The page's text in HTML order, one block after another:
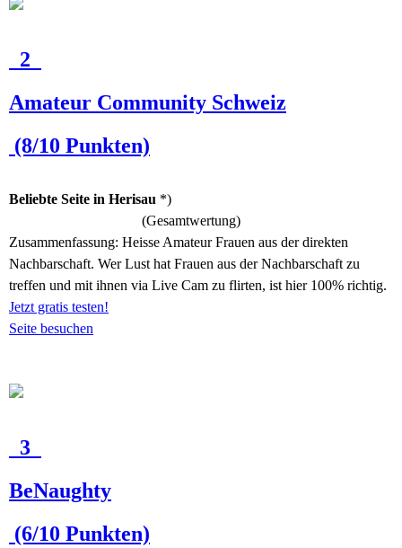
2
Amateur Community Schweiz
(8/10 Punkten)
Beliebte Seite in Herisau *)
(Gesamtwertung)
Zusammenfassung: Heisse Amateur Frauen aus der direkten
Nachbarschaft. Wer Lust hat Frauen aus der Nachbarschaft zu
treffen und mit ihnen via Live Cam zu flirten, ist hier 100% richtig.
Jetzt gratis testen!
Seite besuchen
3
BeNaughty
(6/10 Punkten)